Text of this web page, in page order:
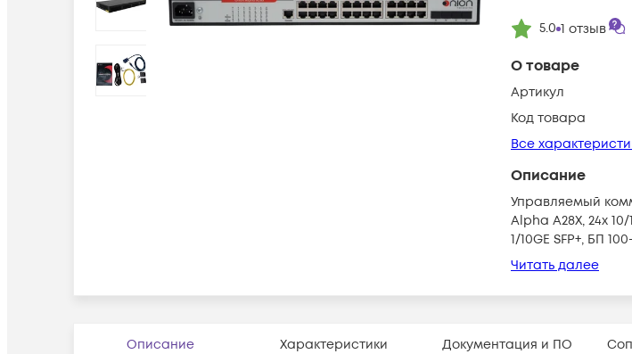
О товаре
Артикул
Код товара
Все
Описание
Управляемый
Alpha A28X, 24x
1/10GE SFP+, БП
Читать далее
5.0 1 отзыв
Описание Характеристики Документация и ПО